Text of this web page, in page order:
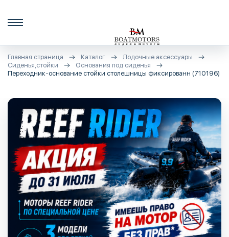
Главная страница Каталог
Лодочные аксессуары
Сиденья,стойки
Основания под сиденья
Переходник-основание стойки столешницы фиксированн (710196)